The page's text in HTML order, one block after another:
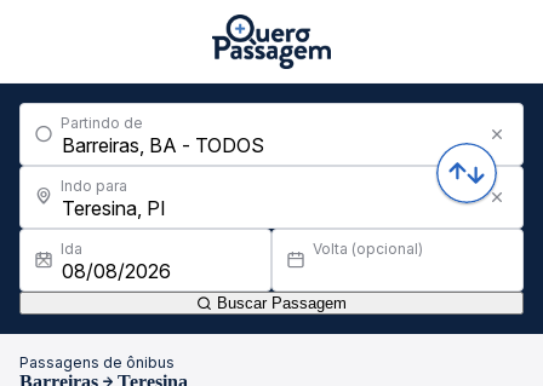
Partindo de
Indo para
Ida Volta (opcional)
Buscar Passagem
Passagens de ônibus
Barreiras Teresina